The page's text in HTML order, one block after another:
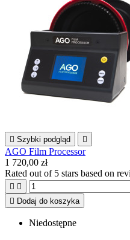
 Szybki podgląd 
AGO Film Processor
1 720,00 zł
Rated out of 5 stars based on
 
 Dodaj do koszyka
Niedostępne